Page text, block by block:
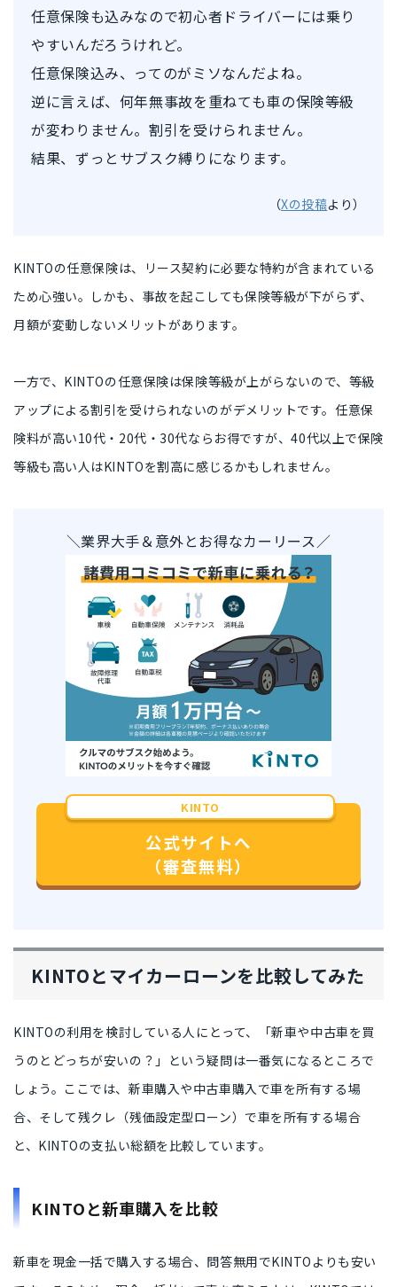
任意保険も込みなので初心者ドライバーには乗り
やすいんだろうけれど。
任意保険込み、ってのがミソなんだよね。
逆に言えば、何年無事故を重ねても車の保険等級
が変わりません。割引を受けられません。
結果、ずっとサブスク縛りになります。
（Xの投稿より）
KINTOの任意保険は、
リース契約に必要な特約が含まれている
ため心強い。しかも、事故を起こしても保険等級が下がらず、
月額が変動しない メリットがあります。
一方で、KINTOの任意保険は保険等級が上がらないので、 等級
アップによる割引を受けられないのがデメリットです。任意保
険料が高い10代・20代・30代ならお得ですが、40代以上で保険
等級も高い人 はKINTOを割高に感じるかもしれません。
＼業界大手＆意外とお得なカーリース／
KINTO
公式サイトへ
（審査無料）
KINTOとマイカーローンを比較してみた
KINTOの利用を検討している人にとって、
「新車や中古車を買
うのとどっちが安いの？」 という疑問は一番気になるところで
しょう。ここでは、新車購入や中古車購入で車を所有する場
合、そして残クレ（残価設定型ローン）で車を所有する場合
と、KINTOの支払い総額を比較しています。
KINTOと新車購入を比較
新車を現金一括で購入する場合、問答無用でKINTOよりも安い